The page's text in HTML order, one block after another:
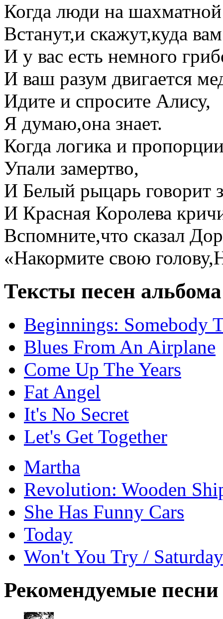
Когда люди на
Встанут,и скажут,куда
И у вас есть немного
И ваш разум двигается
Идите и спросите Алису,
Я думаю,она знает.
Когда логика и
Упали замертво,
И Белый рыцарь говорит
И Красная Королева
Вспомните,что сказал
«Накормите свою
Тексты песен
Beginnings: Somebody
Blues From An Airplane
Come Up The Years
Fat Angel
It's No Secret
Let's Get Together
Martha
Revolution: Wooden
She Has Funny Cars
Today
Won't You Try /
Рекомендуемые песни